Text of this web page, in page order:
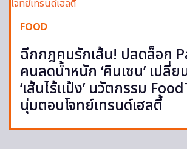
FOOD
ฉีกกฎคนรักเส้น! ปลดล็อก
คนลดน้ำหนัก ‘คินเซน’ เปลี่ย
‘เส้นไร้แป้ง’ นวัตกรรม
นุ่มตอบโจทย์เทรนด์เฮลตี้